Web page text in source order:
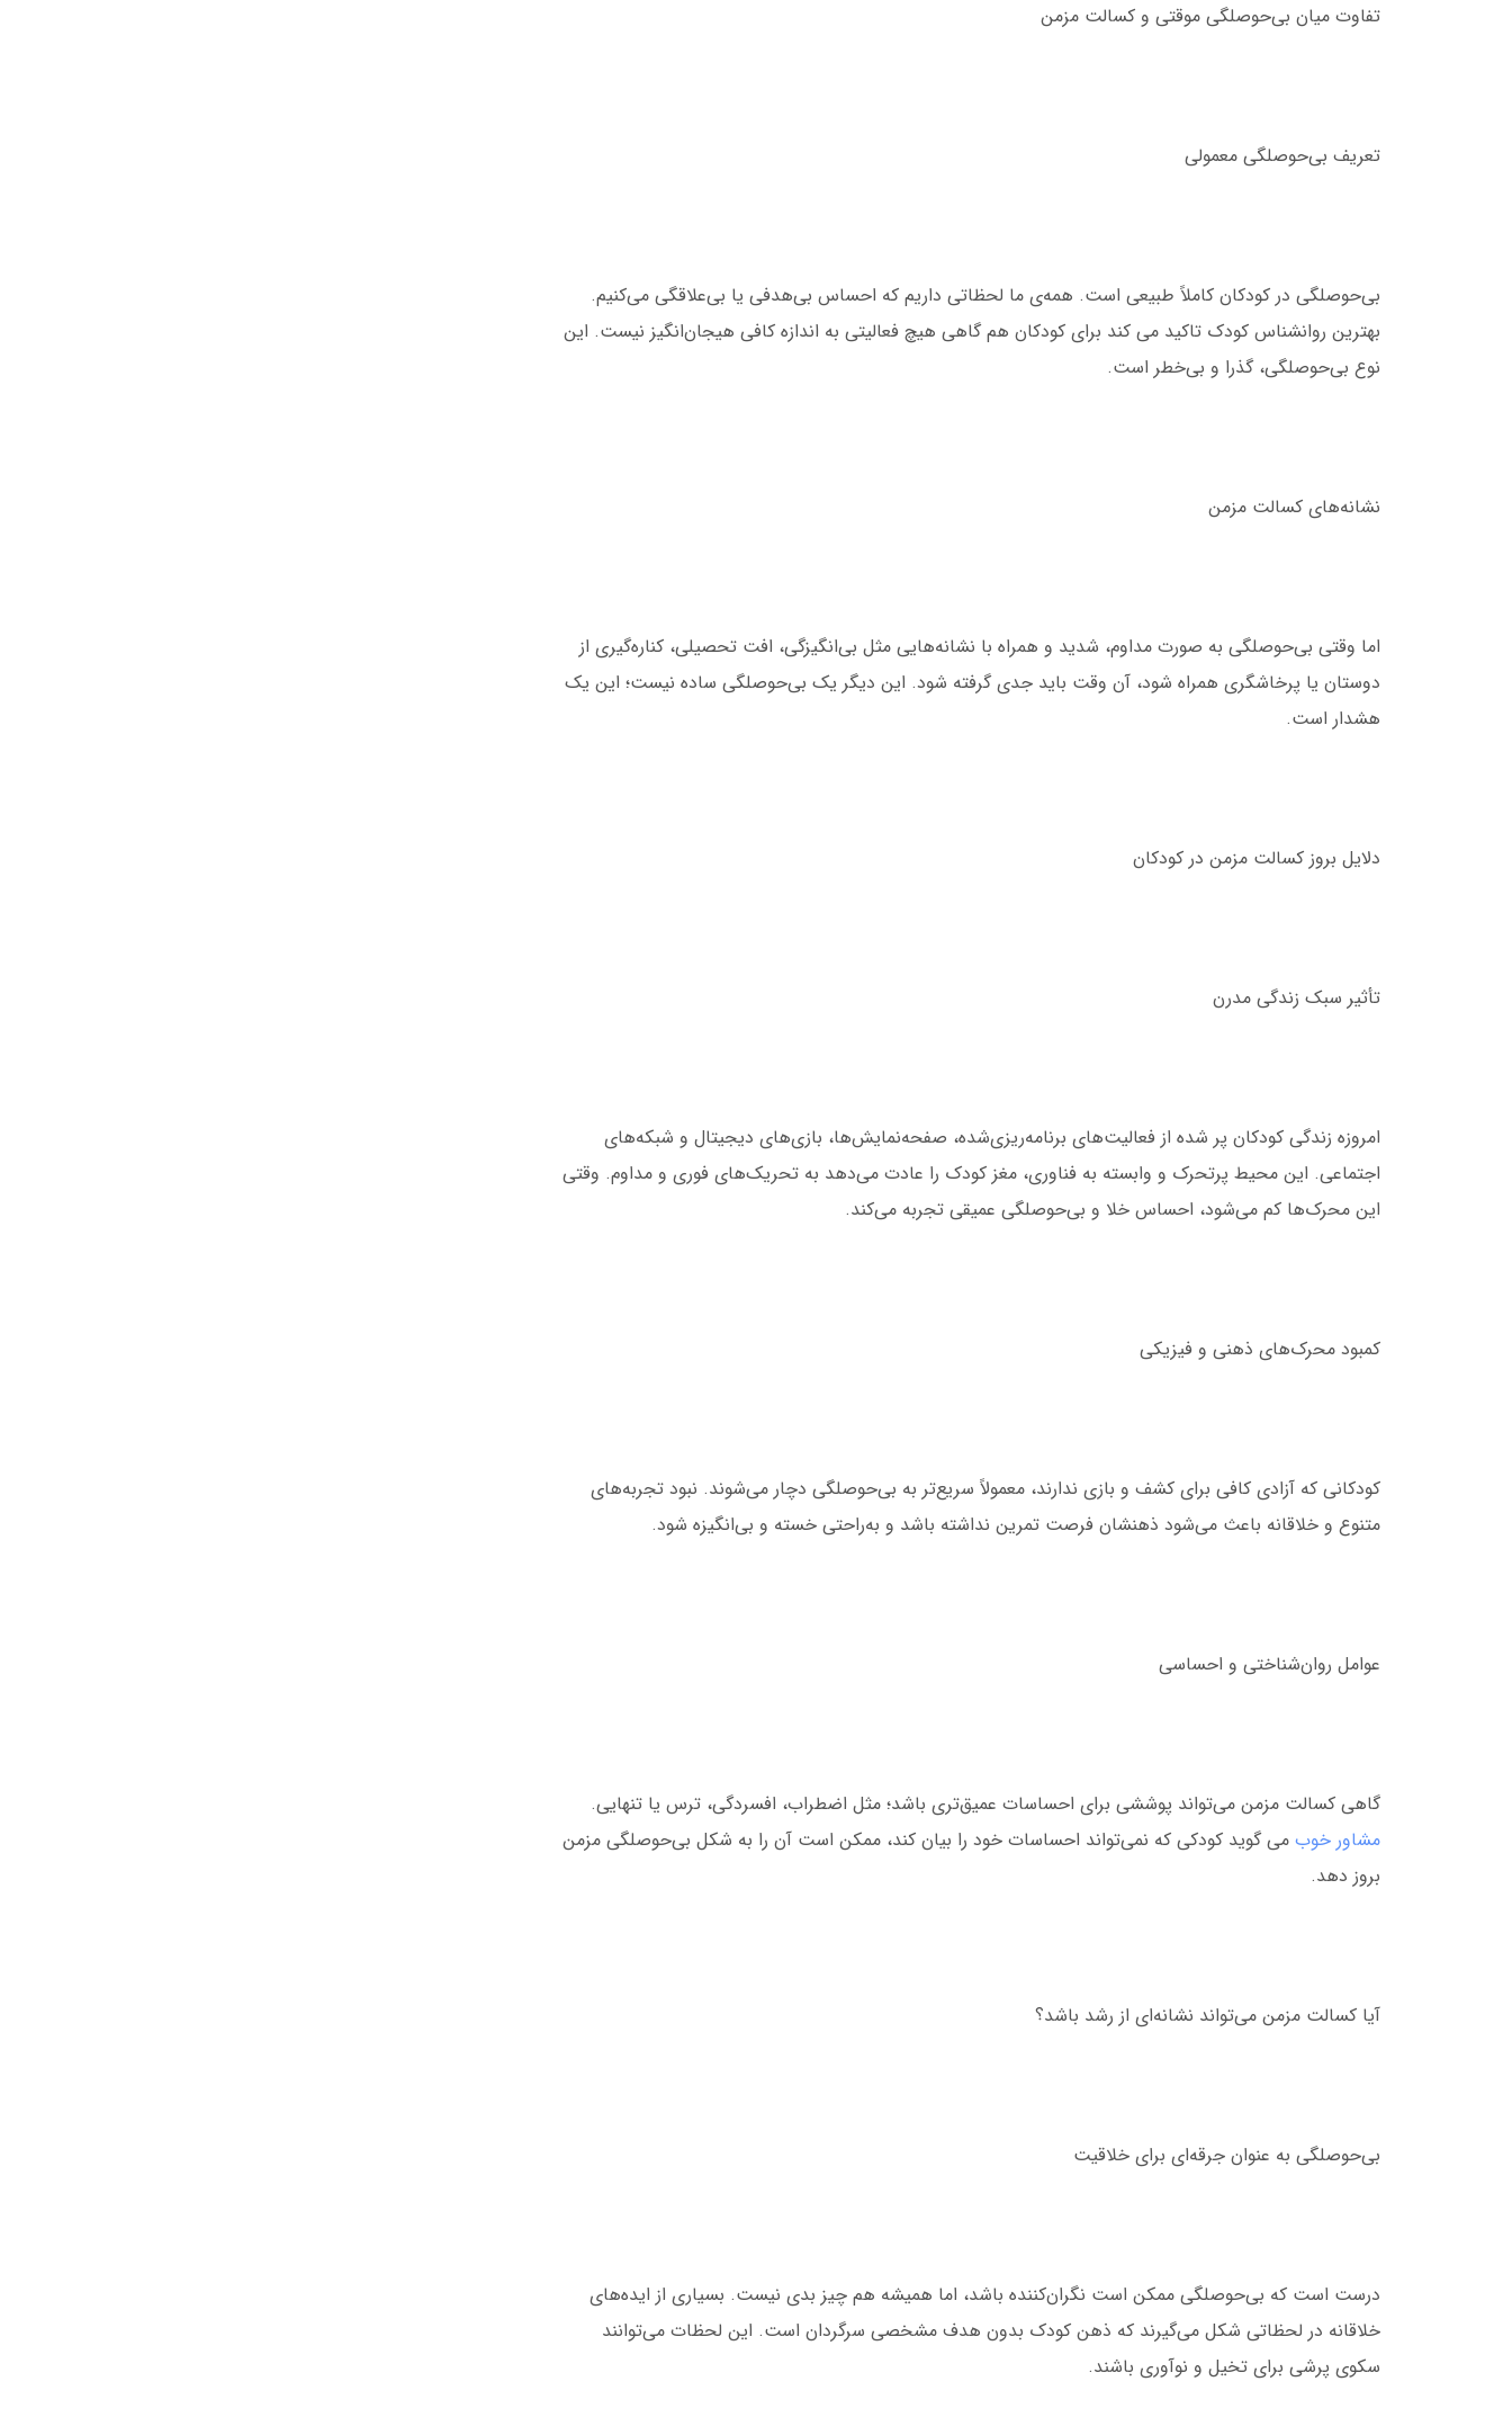
تفاوت میان بی‌حوصلگی موقتی و کسالت مزمن
تعریف بی‌حوصلگی معمولی
بی‌حوصلگی در کودکان کاملاً طبیعی است. همه‌ی ما لحظاتی داریم که احساس بی‌هدفی یا بی‌علاقگی می‌کنیم.
بهترین روانشناس کودک تاکید می کند برای کودکان هم گاهی هیچ فعالیتی به اندازه کافی هیجان‌انگیز نیست. این
نوع بی‌حوصلگی، گذرا و بی‌خطر است.
نشانه‌های کسالت مزمن
اما وقتی بی‌حوصلگی به صورت مداوم، شدید و همراه با نشانه‌هایی مثل بی‌انگیزگی، افت تحصیلی، کناره‌گیری از
دوستان یا پرخاشگری همراه شود، آن وقت باید جدی گرفته شود. این دیگر یک بی‌حوصلگی ساده نیست؛ این یک
هشدار است.
دلایل بروز کسالت مزمن در کودکان
تأثیر سبک زندگی مدرن
امروزه زندگی کودکان پر شده از فعالیت‌های برنامه‌ریزی‌شده، صفحه‌نمایش‌ها، بازی‌های دیجیتال و شبکه‌های
اجتماعی. این محیط پرتحرک و وابسته به فناوری، مغز کودک را عادت می‌دهد به تحریک‌های فوری و مداوم. وقتی
این محرک‌ها کم می‌شود، احساس خلا و بی‌حوصلگی عمیقی تجربه می‌کند.
کمبود محرک‌های ذهنی و فیزیکی
کودکانی که آزادی کافی برای کشف و بازی ندارند، معمولاً سریع‌تر به بی‌حوصلگی دچار می‌شوند. نبود تجربه‌های
متنوع و خلاقانه باعث می‌شود ذهنشان فرصت تمرین نداشته باشد و به‌راحتی خسته و بی‌انگیزه شود.
عوامل روان‌شناختی و احساسی
گاهی کسالت مزمن می‌تواند پوششی برای احساسات عمیق‌تری باشد؛ مثل اضطراب، افسردگی، ترس یا تنهایی.
مشاور خوب می گوید کودکی که نمی‌تواند احساسات خود را بیان کند، ممکن است آن را به شکل بی‌حوصلگی مزمن
بروز دهد.
آیا کسالت مزمن می‌تواند نشانه‌ای از رشد باشد؟
بی‌حوصلگی به عنوان جرقه‌ای برای خلاقیت
درست است که بی‌حوصلگی ممکن است نگران‌کننده باشد، اما همیشه هم چیز بدی نیست. بسیاری از ایده‌های
خلاقانه در لحظاتی شکل می‌گیرند که ذهن کودک بدون هدف مشخصی سرگردان است. این لحظات می‌توانند
سکوی پرشی برای تخیل و نوآوری باشند.